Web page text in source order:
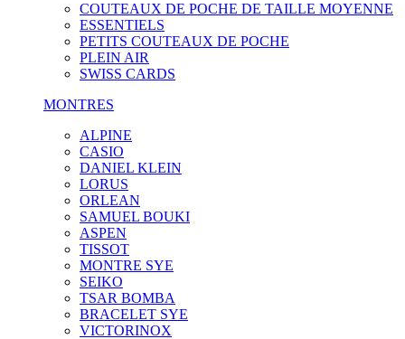
COUTEAUX DE POCHE DE TAILLE MOYENNE
ESSENTIELS
PETITS COUTEAUX DE POCHE
PLEIN AIR
SWISS CARDS
MONTRES
ALPINE
CASIO
DANIEL KLEIN
LORUS
ORLEAN
SAMUEL BOUKI
ASPEN
TISSOT
MONTRE SYE
SEIKO
TSAR BOMBA
BRACELET SYE
VICTORINOX